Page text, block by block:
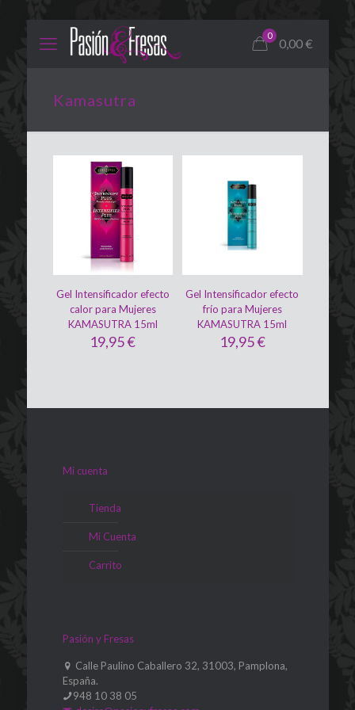
0
0,00€
Kamasutra
Gel Intensificador efecto
calor para Mujeres
KAMASUTRA 15ml
19,95€
Gel Intensificador efecto
frío para Mujeres
KAMASUTRA 15ml
19,95€
Mi cuenta
Tienda
Mi Cuenta
Carrito
Pasión y Fresas
Calle Paulino Caballero 32, 31003, Pamplona,
España.
948 10 38 05